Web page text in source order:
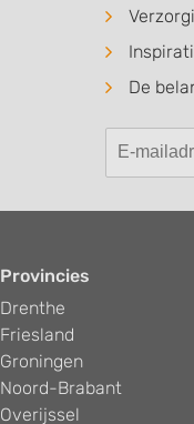
De
Provincies
Drenthe
Friesland
Groningen
Noord-Brabant
Overijssel